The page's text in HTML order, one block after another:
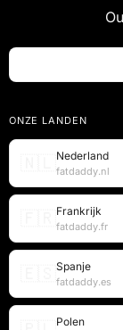
ONZE LANDEN
Nederland
fatdaddy.nl
Frankrijk
fatdaddy.fr
Spanje
fatdaddy.es
Polen